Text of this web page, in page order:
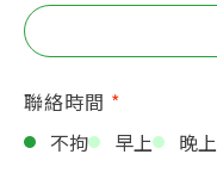
聯絡時間 *
不拘
早上 晚上